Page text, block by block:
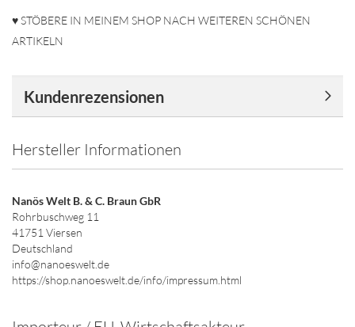
♥ STÖBERE IN MEINEM SHOP NACH WEITEREN SCHÖNEN
ARTIKELN
Kundenrezensionen
Hersteller Informationen
Nanös Welt B. & C. Braun GbR
Rohrbuschweg 11
41751 Viersen
Deutschland
info@nanoeswelt.de
https://shop.nanoeswelt.de/info/impressum.html